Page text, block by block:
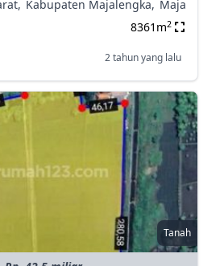
Kabupaten Majalengka, Maja
8361m2
2 tahun yang lalu
Tanah